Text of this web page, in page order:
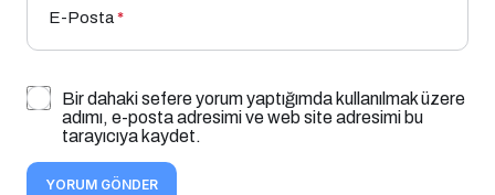
E-Posta*
Bir dahaki sefere yorum yaptığımda kullanılmak üzere
adımı, e-posta adresimi ve web site adresimi bu
tarayıcıya kaydet.
YORUM GÖNDER